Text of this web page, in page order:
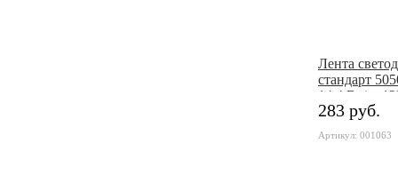
Лента
стандарт
14,4 Вт/м,
283 руб.
Артикул: 001063